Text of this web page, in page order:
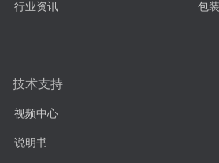
包
技术支持
视频中心
说明书
行业资讯